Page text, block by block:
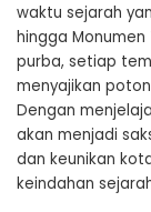
waktu sejarah
hingga
purba, setiap
menyajikan
Dengan
akan menjadi
dan keunikan
keindahan